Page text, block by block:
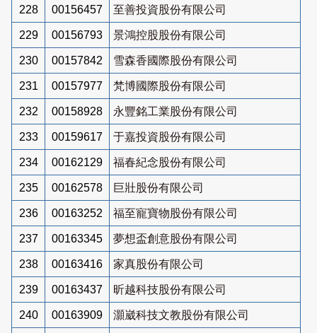
228 00156457 至善投資股份有限公司
229 00156793 景鴻控股股份有限公司
230 00157842 雪森香國際股份有限公司
231 00157977 梵博國際股份有限公司
232 00158928 永豐銘工業股份有限公司
233 00159617 于嘉投資股份有限公司
234 00162129 福春紀念股份有限公司
235 00162578 巨壯股份有限公司
236 00163252 福至寵寶物股份有限公司
237 00163345 夢想盃創意股份有限公司
238 00163416 家真股份有限公司
239 00163437 昕越科技股份有限公司
240 00163909 灝崴科技文教股份有限公司